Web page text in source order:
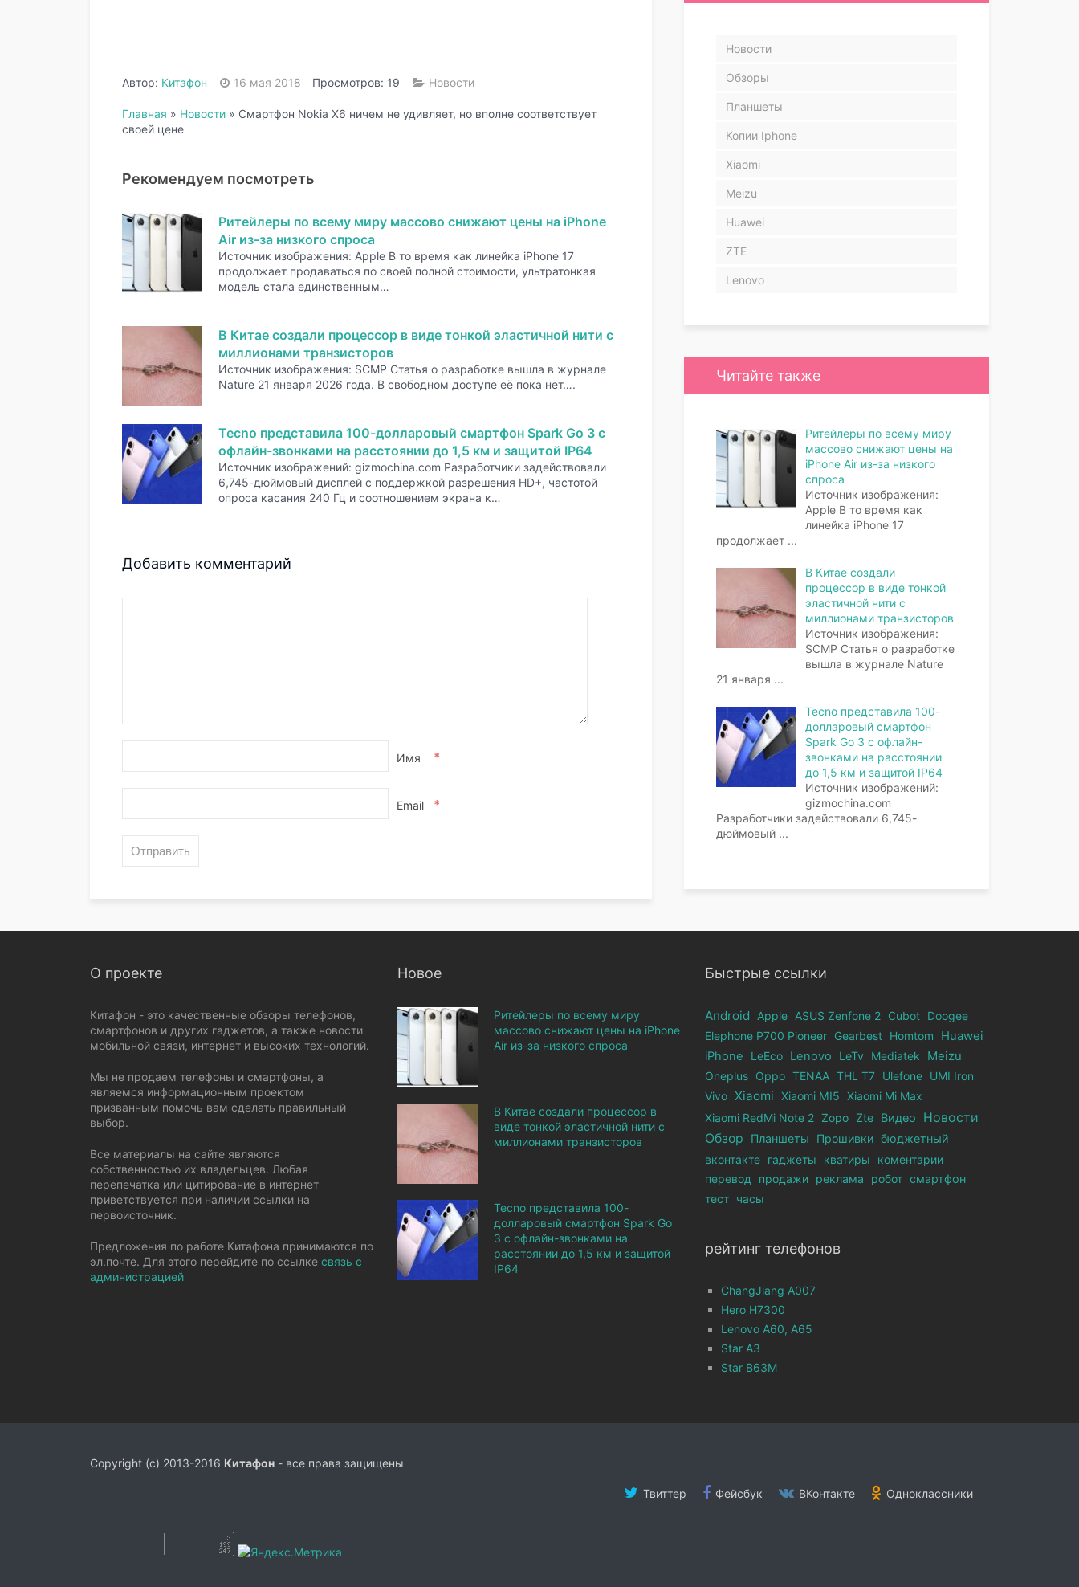
Автор: Китафон 16 мая 2018 Просмотров: 19 Новости
Главная » Новости » Смартфон Nokia X6 ничем не удивляет, но вполне соответствует
своей цене
Рекомендуем посмотреть
Ритейлеры по всему миру массово снижают цены на iPhone
Air из-за низкого спроса
Источник изображения: Apple В то время как линейка iPhone 17
продолжает продаваться по своей полной стоимости, ультратонкая
модель стала единственным…
В Китае создали процессор в виде тонкой эластичной нити с
миллионами транзисторов
Источник изображения: SCMP Статья о разработке вышла в журнале
Nature 21 января 2026 года. В свободном доступе её пока нет….
Tecno представила 100-долларовый смартфон Spark Go 3 с
офлайн-звонками на расстоянии до 1,5 км и защитой IP64
Источник изображений: gizmochina.com Разработчики задействовали
6,745-дюймовый дисплей с поддержкой разрешения HD+, частотой
опроса касания 240 Гц и соотношением экрана к…
Добавить комментарий
Имя *
Email *
Новости
Обзоры
Планшеты
Копии Iphone
Xiaomi
Meizu
Huawei
ZTE
Lenovo
Читайте также
Ритейлеры по всему миру
массово снижают цены на
iPhone Air из-за низкого
спроса
Источник изображения:
Apple В то время как
линейка iPhone 17
продолжает ...
В Китае создали
процессор в виде тонкой
эластичной нити с
миллионами транзисторов
Источник изображения:
SCMP Статья о разработке
вышла в журнале Nature
21 января ...
Tecno представила 100-
долларовый смартфон
Spark Go 3 с офлайн-
звонками на расстоянии
до 1,5 км и защитой IP64
Источник изображений:
gizmochina.com
Разработчики задействовали 6,745-
дюймовый ...
О проекте
Китафон - это качественные обзоры телефонов,
смартфонов и других гаджетов, а также новости
мобильной связи, интернет и высоких технологий.
Мы не продаем телефоны и смартфоны, а
являемся информационным проектом
призванным помочь вам сделать правильный
выбор.
Все материалы на сайте являются
собственностью их владельцев. Любая
перепечатка или цитирование в интернет
приветствуется при наличии ссылки на
первоисточник.
Предложения по работе Китафона принимаются по
эл.почте. Для этого перейдите по ссылке связь с
администрацией
Новое
Ритейлеры по всему миру
массово снижают цены на iPhone
Air из-за низкого спроса
В Китае создали процессор в
виде тонкой эластичной нити с
миллионами транзисторов
Tecno представила 100-
долларовый смартфон Spark Go
3 с офлайн-звонками на
расстоянии до 1,5 км и защитой
IP64
Быстрые ссылки
Android Apple ASUS Zenfone 2 Cubot Doogee
Elephone Р700 Pioneer Gearbest Homtom
Huawei
iPhone
LeEco Lenovo LeTv Mediatek Meizu
Oneplus Oppo TENAA THL T7 Ulefone UMI Iron
Vivo Xiaomi Xiaomi MI5 Xiaomi Mi Max
Xiaomi RedMi Note 2 Zopo Zte Видео Новости
Обзор Планшеты Прошивки бюджетный
вконтакте гаджеты кватиры
коментарии
перевод
продажи реклама робот смартфон
тест часы
рейтинг телефонов
ChangJiang A007
Hero H7300
Lenovo A60, A65
Star A3
Star B63M
Copyright (c) 2013-2016 Китафон - все права защищены
Твиттер Фейсбук ВКонтакте Одноклассники